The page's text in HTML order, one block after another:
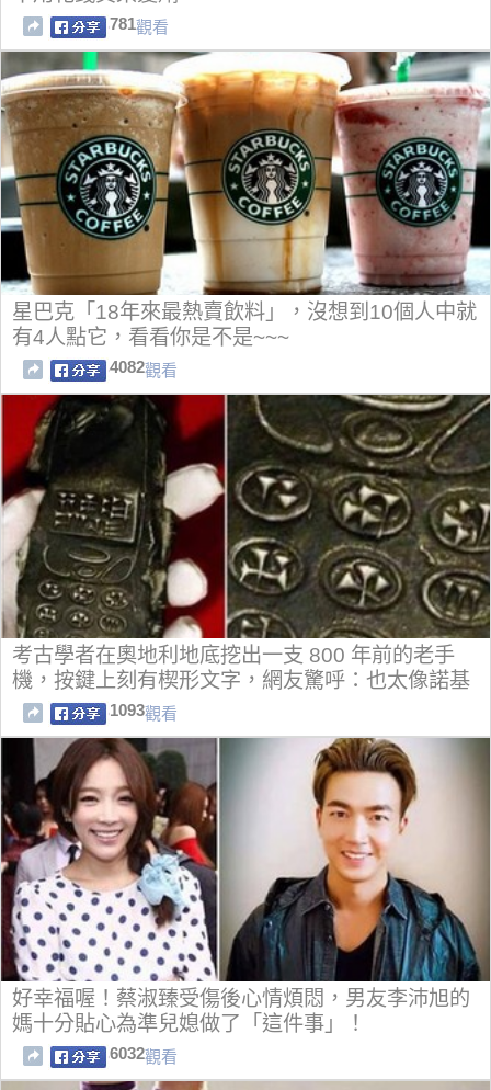
781觀看
星巴克「18年來最熱賣飲料」，沒想到10個人中就
有4人點它，看看你是不是~~~
4082觀看
考古學者在奧地利地底挖出一支 800 年前的老手
機，按鍵上刻有楔形文字，網友驚呼：也太像諾基
亞 3310！ 1093觀看
好幸福喔！蔡淑臻受傷後心情煩悶，男友李沛旭的
媽十分貼心為準兒媳做了「這件事」！
6032觀看